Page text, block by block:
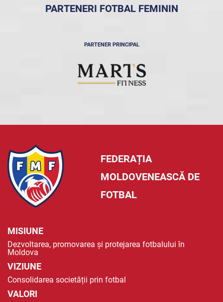
PARTENERI FOTBAL FEMININ
PARTENER PRINCIPAL
FEDERAȚIA
MOLDOVENEASCĂ DE
FOTBAL
MISIUNE
Dezvoltarea, promovarea și protejarea fotbalului în
Moldova
VIZIUNE
Consolidarea societății prin fotbal
VALORI